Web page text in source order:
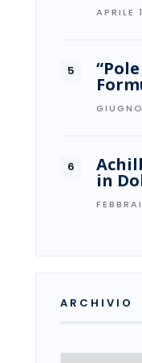
APRILE
in
ARCHIVIO
Archivio